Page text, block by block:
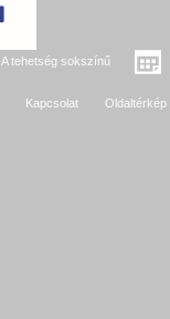
A tehetség sokszínű
Kapcsolat Oldaltérkép